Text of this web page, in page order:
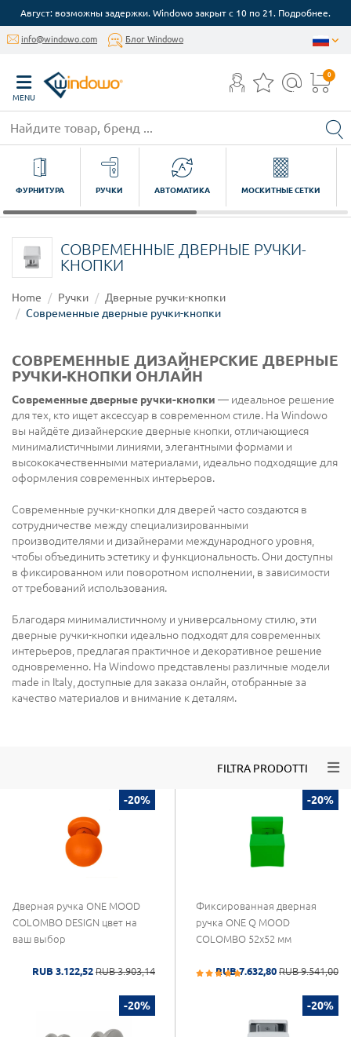
Август: возможны задержки. Windowo закрыт с 10 по 21. Подробнее.
info@windowo.com Блог Windowo
MENU
0
ФУРНИТУРА РУЧКИ АВТОМАТИКА МОСКИТНЫЕ СЕТКИ
СОВРЕМЕННЫЕ ДВЕРНЫЕ РУЧКИ-
КНОПКИ
Home Ручки
Дверные ручки-кнопки
Современные дверные ручки-кнопки
СОВРЕМЕННЫЕ ДИЗАЙНЕРСКИЕ ДВЕРНЫЕ
РУЧКИ-КНОПКИ ОНЛАЙН
Современные дверные ручки-кнопки — идеальное решение
для тех, кто ищет аксессуар в современном стиле. На Windowo
вы найдёте дизайнерские дверные кнопки, отличающиеся
минималистичными линиями, элегантными формами и
высококачественными материалами, идеально подходящие для
оформления современных интерьеров.
Современные ручки-кнопки для дверей часто создаются в
сотрудничестве между специализированными
производителями и дизайнерами международного уровня,
чтобы объединить эстетику и функциональность. Они доступны
в фиксированном или поворотном исполнении, в зависимости
от требований использования.
Благодаря минималистичному и универсальному стилю, эти
дверные ручки-кнопки идеально подходят для современных
интерьеров, предлагая практичное и декоративное решение
одновременно. На Windowo представлены различные модели
made in Italy, доступные для заказа онлайн, отобранные за
качество материалов и внимание к деталям.
FILTRA PRODOTTI
-20%
Дверная ручка ONE MOOD
COLOMBO DESIGN цвет на
ваш выбор
RUB 3.122,52 RUB 3.903,14
-20%
Фиксированная дверная
ручка ONE Q MOOD
COLOMBO 52x52 мм
RUB 7.632,80 RUB 9.541,00
-20% -20%